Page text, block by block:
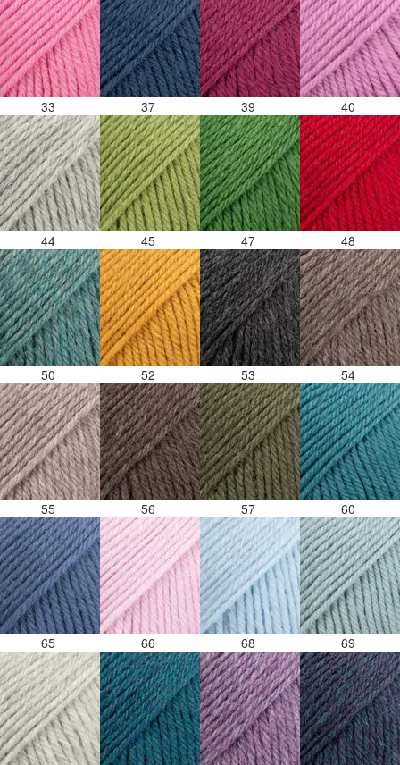
33 37 39 40
44 45 47 48
50 52 53 54
55 56 57 60
65 66 68 69